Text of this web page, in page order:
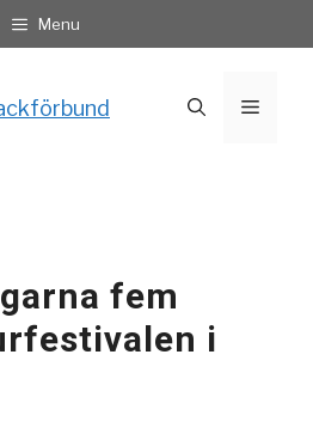
Menu
Meny
fem
i